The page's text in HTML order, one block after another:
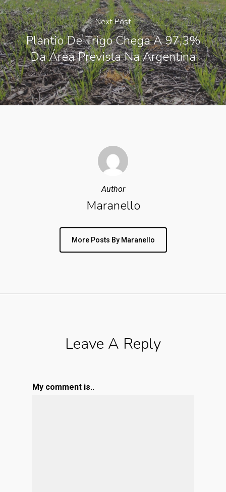
Next Post
Plantio De Trigo Chega A 97,3%
Da Área Prevista Na Argentina
Author
Maranello
More Posts By Maranello
Leave A Reply
My comment is..